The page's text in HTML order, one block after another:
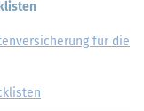
für die